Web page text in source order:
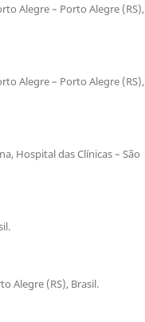
Alegre – Porto Alegre (RS),
Alegre – Porto Alegre (RS),
Hospital das Clínicas – São
Alegre (RS), Brasil.